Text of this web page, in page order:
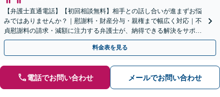
【弁護士直通電話】【初回相談無料】相手との話し合いが進まずお悩
みではありませんか？｜慰謝料・財産分与・親権まで幅広く対応｜不
貞慰謝料の請求・減額に注力する弁護士が、納得できる解決をサポー
トします。【休日・夜間・WEB相談対応】【完全個室】
料金表を見る
電話でお問い合わせ メールでお問い合わせ